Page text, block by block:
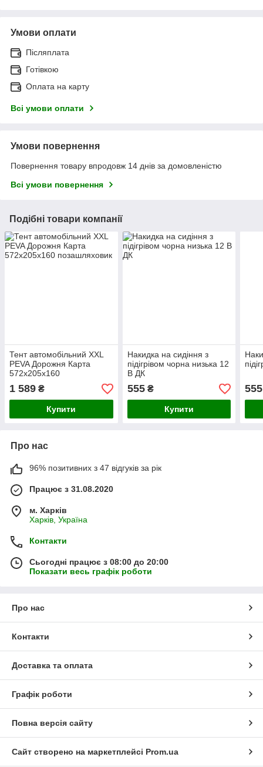
Умови оплати
Післяплата
Готівкою
Оплата на карту
Всі умови оплати
Умови повернення
Повернення товару впродовж 14 днів за домовленістю
Всі умови повернення
Подібні товари компанії
Тент автомобільний XXL
PEVA Дорожня Карта
572x205x160
позашляховик
1 589 ₴
Купити
Накидка на сидіння з
підігрівом чорна низька 12
В ДК
555₴
Купити
555
Про нас
96% позитивних з 47 відгуків за рік
Працює з 31.08.2020
м. Харків
Харків, Україна
Контакти
Сьогодні працює з 08:00 до 20:00
Показати весь графік роботи
Про нас
Контакти
Доставка та оплата
Графік роботи
Повна версія сайту
Сайт створено на маркетплейсі Prom.ua